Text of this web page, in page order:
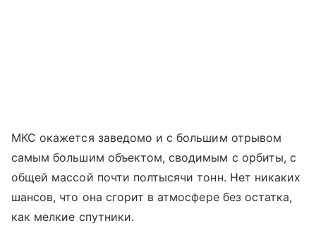
МКС окажется заведомо и с большим отрывом
самым большим объектом, сводимым с орбиты, с
общей массой почти полтысячи тонн. Нет никаких
шансов, что она сгорит в атмосфере без остатка,
как мелкие спутники.